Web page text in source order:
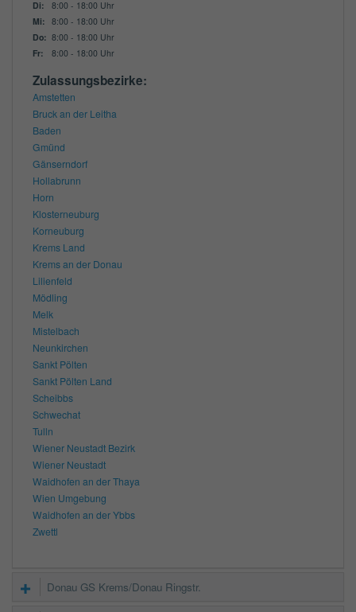
Di:
8:00 - 18:00 Uhr
Mi: 8:00 - 18:00 Uhr
Do: 8:00 - 18:00 Uhr
Fr:
8:00 - 18:00 Uhr
Zulassungsbezirke:
Amstetten
Bruck an der Leitha
Baden
Gmünd
Gänserndorf
Hollabrunn
Horn
Klosterneuburg
Korneuburg
Krems Land
Krems an der Donau
Lilienfeld
Mödling
Melk
Mistelbach
Neunkirchen
Sankt Pölten
Sankt Pölten Land
Scheibbs
Schwechat
Tulln
Wiener Neustadt Bezirk
Wiener Neustadt
Waidhofen an der Thaya
Wien Umgebung
Waidhofen an der Ybbs
Zwettl
Donau GS Krems/Donau Ringstr.